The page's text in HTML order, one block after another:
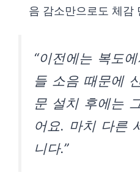
음 감소만으로도 체감
“이전에는 복도
들 소음 때문에
문 설치 후에는
어요. 마치 다른
니다.”